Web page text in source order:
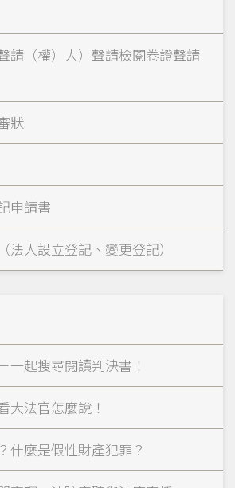
請（權）人）聲請檢閱卷證聲請
狀
申請書
法人設立登記、變更登記）
一起搜尋閱讀判決書！
大法官怎麼說！
什麼是假性財產犯罪？